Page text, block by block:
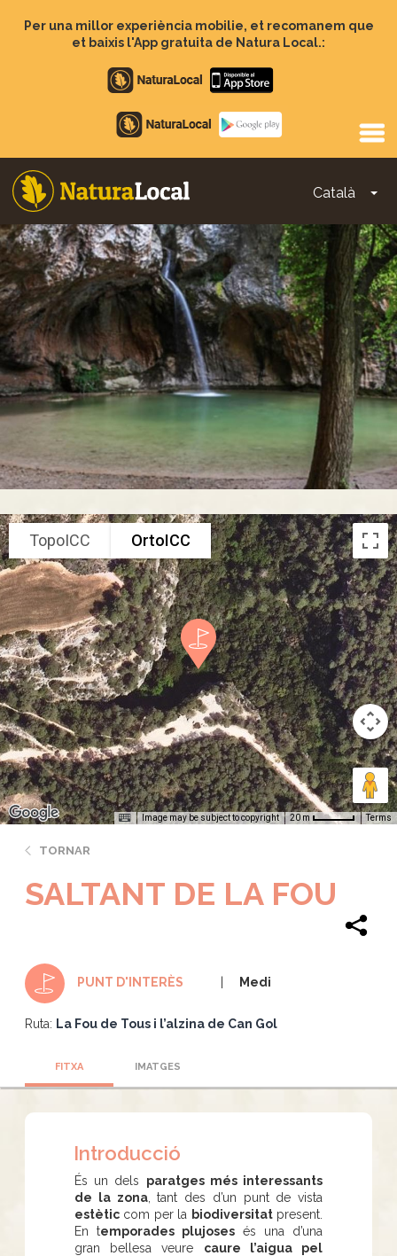
Per una millor experiència mobilie, et recomanem que
et baixis l'App gratuita de Natura Local.:
Apple
store
Google
Play
Català
Main
navigation
TopoICC OrtoICC
Image may be subject to copyright 20 m Terms
TORNAR
SALTANT DE LA FOU
PUNT D'INTERÈS Medi
Ruta: La Fou de Tous i l’alzina de Can Gol
FITXA IMATGES
Introducció
És un dels paratges més interessants
de la zona, tant des d’un punt de vista
estètic com per la biodiversitatpresent.
En temporades plujoses és una d’una
gran bellesa veure caure l’aigua pel